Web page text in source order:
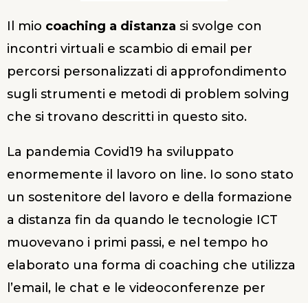
Il mio coaching a distanza si svolge con
incontri virtuali e scambio di email per
percorsi personalizzati di approfondimento
sugli strumenti e metodi di problem solving
che si trovano descritti in questo sito.
La pandemia Covid19 ha sviluppato
enormemente il lavoro on line. Io sono stato
un sostenitore del lavoro e della formazione
a distanza fin da quando le tecnologie ICT
muovevano i primi passi, e nel tempo ho
elaborato una forma di coaching che utilizza
l’email, le chat e le videoconferenze per